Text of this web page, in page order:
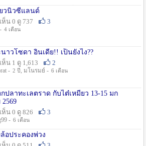
วนิวซีแลนด์
ห็น 0 ดู 737
3
4 เดือน
าวโซดา อินเดีย!! เป็นยังไง??
ห็น 1 ดู 1,613
2
- 2 ปี , มโนรมย์ - 6 เดือน
ปลาทะเลตราด กับไต๋เหมี่ยว 13-15 มก
ห็น 0 ดู 826
3
- 6 เดือน
อประคองพ่วง